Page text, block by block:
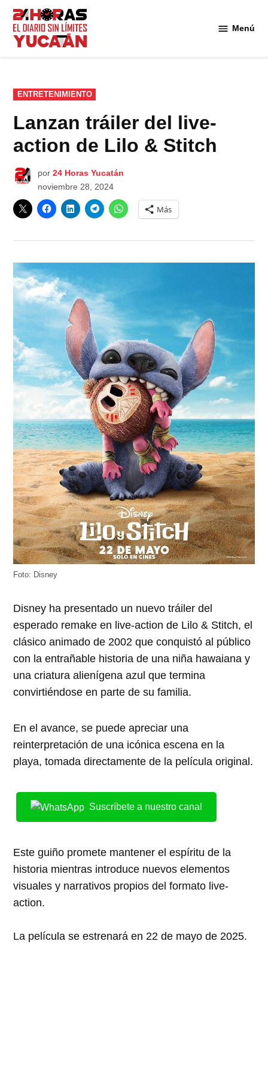
Saltar
contenido
Menú
PUBLICADO
EN
ENTRETENIMIENTO
Lanzan tráiler del live-
action de Lilo & Stitch
por 24 Horas Yucatán
noviembre 28, 2024
Más
Foto: Disney
Disney ha presentado un nuevo tráiler del
esperado remake en live-action de Lilo & Stitch, el
clásico animado de 2002 que conquistó al público
con la entrañable historia de una niña hawaiana y
una criatura alienígena azul que termina
convirtiéndose en parte de su familia.
En el avance, se puede apreciar una
reinterpretación de una icónica escena en la
playa, tomada directamente de la película original.
Suscríbete a nuestro canal
Este guiño promete mantener el espíritu de la
historia mientras introduce nuevos elementos
visuales y narrativos propios del formato live-
action.
La película se estrenará en 22 de mayo de 2025.